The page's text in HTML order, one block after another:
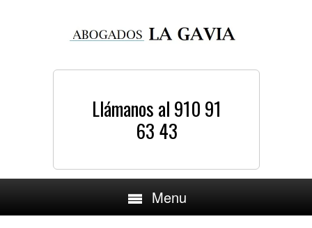
Llámanos al 910 91
63 43
Menu